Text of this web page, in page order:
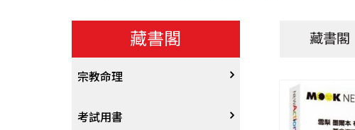
藏書閣
宗教命理
宗教
考試用書
藏書閣